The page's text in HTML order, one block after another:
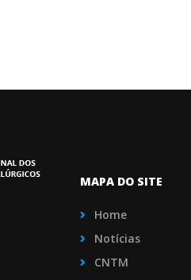
MAPA DO SITE
Home
Notícias
CNTM